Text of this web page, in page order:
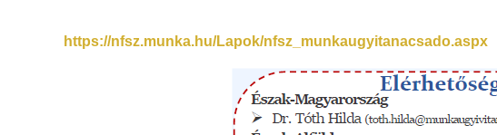
https://nfsz.munka.hu/Lapok/nfsz_munkaugyitanacsado.aspx